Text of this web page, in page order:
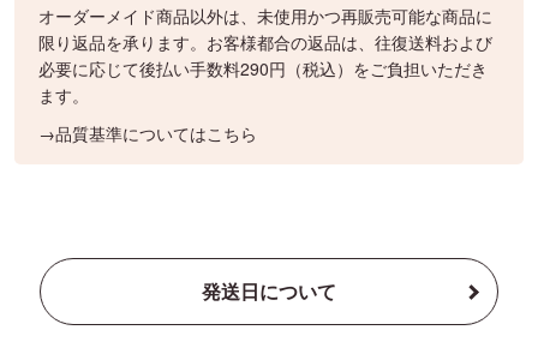
オーダーメイド商品以外は、未使用かつ再販売可能な商品に
限り返品を承ります。お客様都合の返品は、往復送料および
必要に応じて後払い手数料290円（税込）をご負担いただき
ます。
→品質基準についてはこちら
発送日について